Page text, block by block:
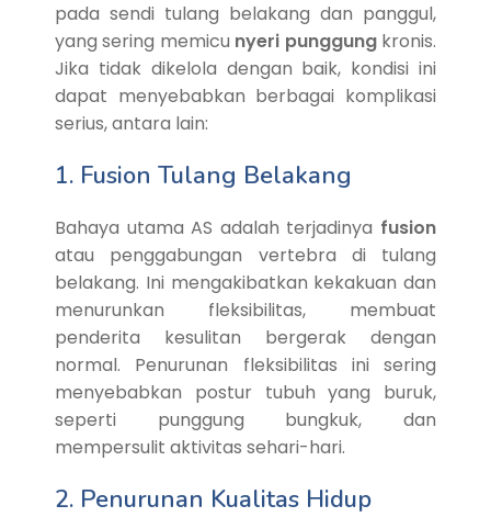
pada sendi tulang belakang dan panggul,
yang sering memicu nyeri punggungkronis.
Jika tidak dikelola dengan baik, kondisi ini
dapat menyebabkan berbagai komplikasi
serius, antara lain:
1. Fusion Tulang Belakang
Bahaya utama AS adalah terjadinya fusion
atau penggabungan vertebra di tulang
belakang. Ini mengakibatkan kekakuan dan
menurunkan fleksibilitas, membuat
penderita kesulitan bergerak dengan
normal. Penurunan fleksibilitas ini sering
menyebabkan postur tubuh yang buruk,
seperti punggung bungkuk, dan
mempersulit aktivitas sehari-hari.
2. Penurunan Kualitas Hidup